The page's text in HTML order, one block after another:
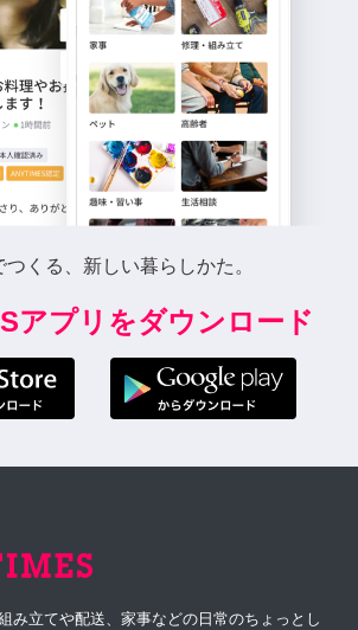
つくる、新しい暮らしかた。
アプリをダウンロード
み立てや配送、家事などの日常のちょっとし